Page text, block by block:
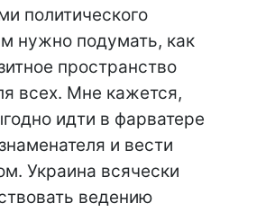
политического
нужно подумать, как
пространство
всех. Мне кажется,
идти в фарватере
и вести
Украина всячески
ведению